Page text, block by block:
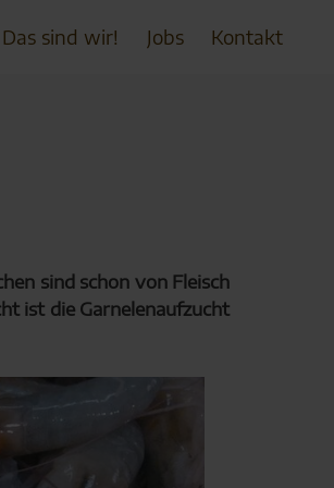
Das sind wir! Jobs Kontakt
sind schon von Fleisch
ist die Garnelenaufzucht